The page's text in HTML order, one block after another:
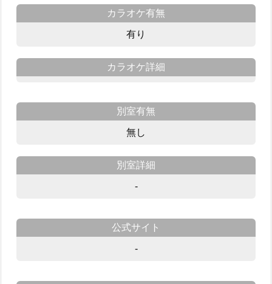
カラオケ有無
有り
カラオケ詳細
別室有無
無し
別室詳細
-
公式サイト
-